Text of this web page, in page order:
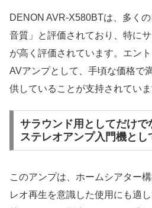
DENON AVR-X580BTは、多く
音質」と評価されており、特に
が高く評価されています。エン
AVアンプとして、手頃な価格で
供していることが支持されていま
サラウンド用としてだけで
ステレオアンプ入門機とし
このアンプは、ホームシアター
レオ再生を意識した使用にも適